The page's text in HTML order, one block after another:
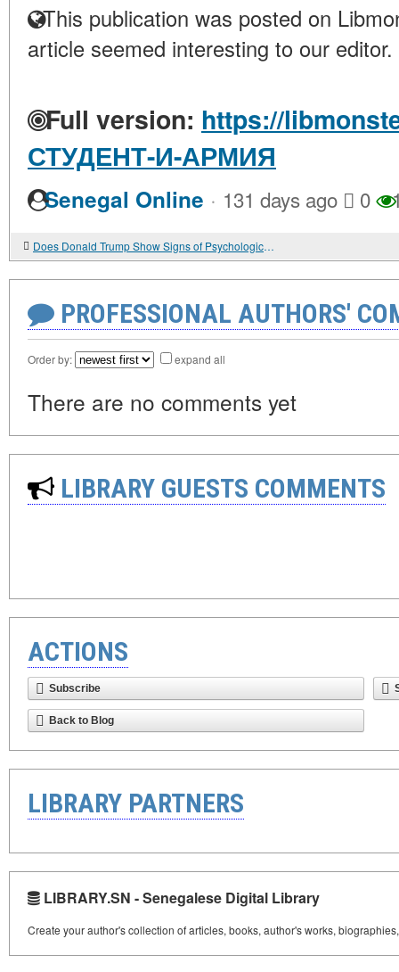
This publication was posted on
article seemed interesting to our editor.
Full version: https://
СТУДЕНТ-И-АРМИЯ
Senegal Online · 131 days ago 0
Does Donald Trump Show Signs of Psychological Issues?
PROFESSIONAL AUTHORS'
Order by: expand all
There are no comments yet
LIBRARY GUESTS COMMENTS
ACTIONS
Subscribe
Back to Blog
LIBRARY PARTNERS
LIBRARY.SN - Senegalese Digital Library
Create your author's collection of articles, books, author's works,